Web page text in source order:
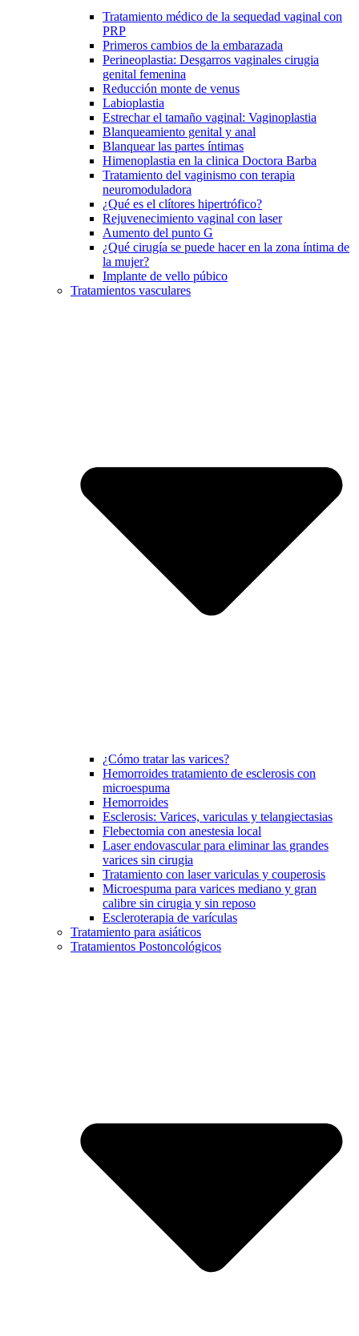
Tratamiento médico de la sequedad vaginal con
PRP
Primeros cambios de la embarazada
Perineoplastia: Desgarros vaginales cirugia
genital femenina
Reducción monte de venus
Labioplastia
Estrechar el tamaño vaginal: Vaginoplastia
Blanqueamiento genital y anal
Blanquear las partes íntimas
Himenoplastia en la clinica Doctora Barba
Tratamiento del vaginismo con terapia
neuromoduladora
¿Qué es el clítores hipertrófico?
Rejuvenecimiento vaginal con laser
Aumento del punto G
¿Qué cirugía se puede hacer en la zona íntima de
la mujer?
Implante de vello púbico
Tratamientos vasculares
¿Cómo tratar las varices?
Hemorroides tratamiento de esclerosis con
microespuma
Hemorroides
Esclerosis: Varices, variculas y telangiectasias
Flebectomia con anestesia local
Laser endovascular para eliminar las grandes
varices sin cirugia
Tratamiento con laser variculas y couperosis
Microespuma para varices mediano y gran
calibre sin cirugia y sin reposo
Escleroterapia de varículas
Tratamiento para asiáticos
Tratamientos Postoncológicos